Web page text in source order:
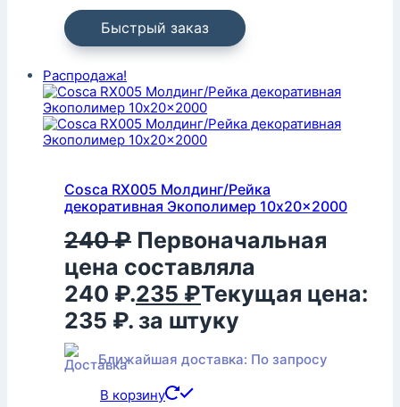
Быстрый заказ
Распродажа!
Cosca RX005 Молдинг/Рейка
декоративная Экополимер 10x20x2000
240₽ Первоначальная
цена составляла
240 ₽.235 ₽Текущая цена:
235 ₽. за штуку
Ближайшая доставка: По запросу
В корзину